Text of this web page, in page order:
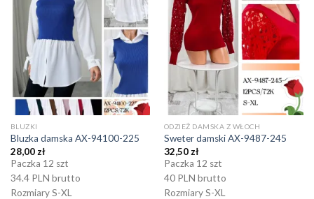
BLUZKI
Bluzka damska AX-94100-225
28,00 zł
Paczka 12 szt
34.4 PLN brutto
Rozmiary S-XL
ODZIEŻ DAMSKA Z WŁOCH
Sweter damski AX-9487-245
32,50 zł
Paczka 12 szt
40 PLN brutto
Rozmiary S-XL